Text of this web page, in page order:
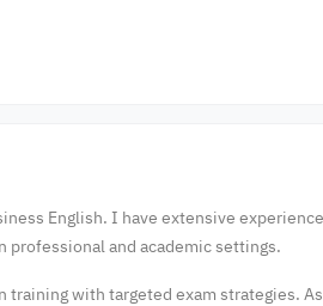
English. I have extensive experience
and academic settings.
training with targeted exam strategies.